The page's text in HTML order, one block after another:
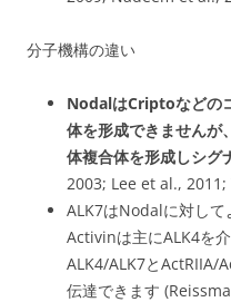
分子機構の違い
NodalはCriptoなどの
体を形成できません
体複合体を形成しシグ
2003; Lee et al., 2011;
ALK7はNodalに対して
Activinは主にALK4を
ALK4/ALK7とActRIIA/
伝達できます